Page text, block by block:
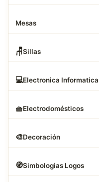
Mesas
🪑Sillas
💻Electronica Informatica
🧺Electrodomésticos
🎨Decoración
🧭Simbologias Logos